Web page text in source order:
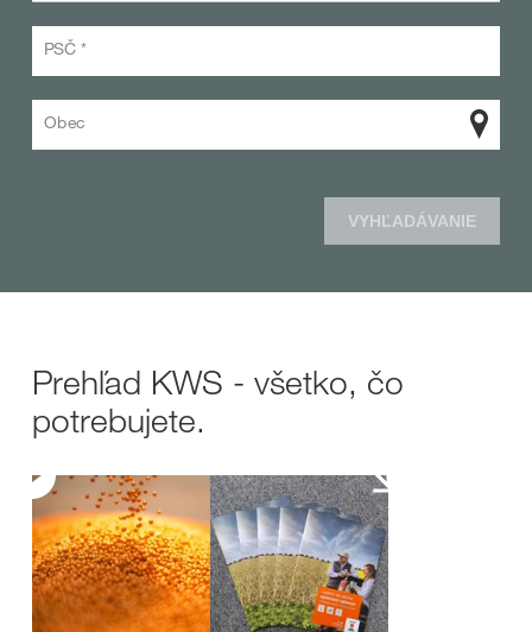
PSČ *
Obec
VYHĽADÁVANIE
Prehľad KWS - všetko, čo
potrebujete.